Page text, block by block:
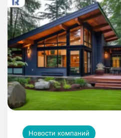
Новости компаний